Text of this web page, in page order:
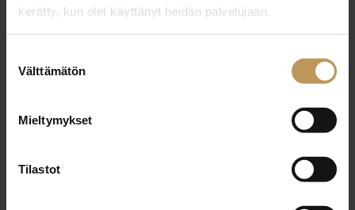
kerätty, kun olet käyttänyt heidän palvelujaan.
valinta
Välttämätön
Mieltymykset
Tilastot
29.2.2024
Lue artikkeli